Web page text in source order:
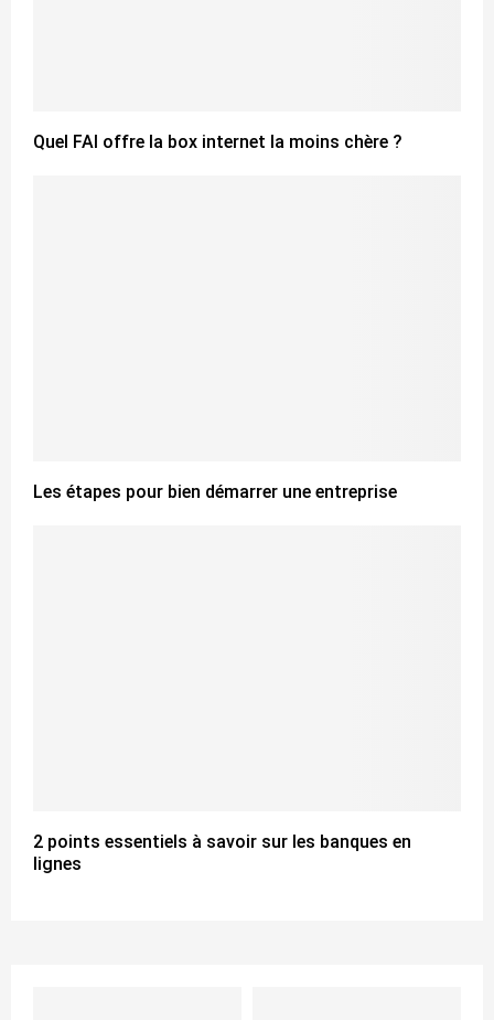
Quel FAI offre la box internet la moins chère ?
Les étapes pour bien démarrer une entreprise
2 points essentiels à savoir sur les banques en
lignes